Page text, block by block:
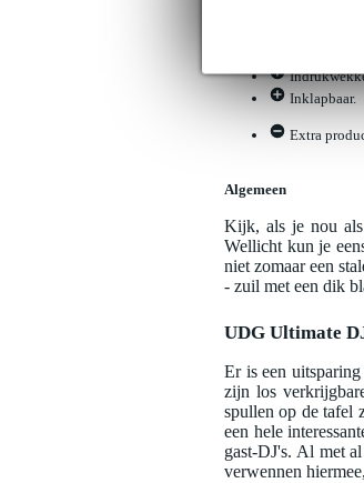
Inklapbaar.
Extra
Algemeen
Kijk, als je nou als
Wellicht kun je
niet zomaar een
- zuil met een dik
UDG Ultimate
Er is een
zijn los
spullen op de tafel
een hele
gast-DJ's. Al met
verwennen